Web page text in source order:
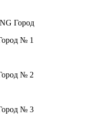
Город